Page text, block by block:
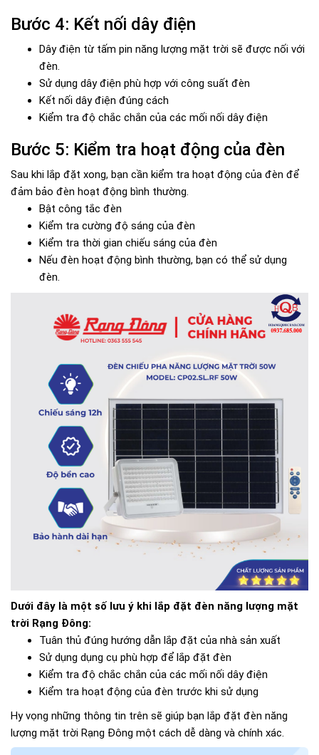
Bước 4: Kết nối dây điện
Dây điện từ tấm pin năng lượng mặt trời sẽ được nối với
đèn.
Sử dụng dây điện phù hợp với công suất đèn
Kết nối dây điện đúng cách
Kiểm tra độ chắc chắn của các mối nối dây điện
Bước 5: Kiểm tra hoạt động của đèn
Sau khi lắp đặt xong, bạn cần kiểm tra hoạt động của đèn để
đảm bảo đèn hoạt động bình thường.
Bật công tắc đèn
Kiểm tra cường độ sáng của đèn
Kiểm tra thời gian chiếu sáng của đèn
Nếu đèn hoạt động bình thường, bạn có thể sử dụng
đèn.
Dưới đây là một số lưu ý khi lắp đặt đèn năng lượng mặt
trời Rạng Đông:
Tuân thủ đúng hướng dẫn lắp đặt của nhà sản xuất
Sử dụng dụng cụ phù hợp để lắp đặt đèn
Kiểm tra độ chắc chắn của các mối nối dây điện
Kiểm tra hoạt động của đèn trước khi sử dụng
Hy vọng những thông tin trên sẽ giúp bạn lắp đặt đèn năng
lượng mặt trời Rạng Đông một cách dễ dàng và chính xác.